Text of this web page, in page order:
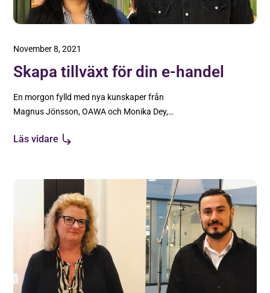
November 8, 2021
Skapa tillväxt för din e-handel
En morgon fylld med nya kunskaper från
Magnus Jönsson, OAWA och Monika Dey,
tillväxt för e-handel.
Läs vidare